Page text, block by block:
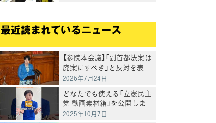
最近読まれているニュース
【参院本会議】「副首都法案は
廃案にすべき」と反対を表
明 岸真紀子議員
2026年7月24日
どなたでも使える「立憲民主
党 動画素材箱」を公開しま
した
2025年10月7日